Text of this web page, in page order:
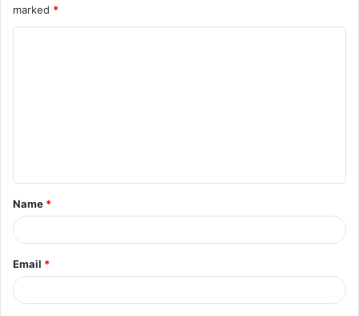
marked *
Name *
Email *